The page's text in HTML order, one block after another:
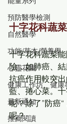
預防醫學檢測
自然醫學
功能/草本/營養學
心靈花園
健康工作坊、健康
最新通知
推薦閱讀
十字花科蔬
十字花科蔬菜
險，如肺癌、
抗癌作用較突
藍、捲心菜。
呢？除了”防癌
呢？